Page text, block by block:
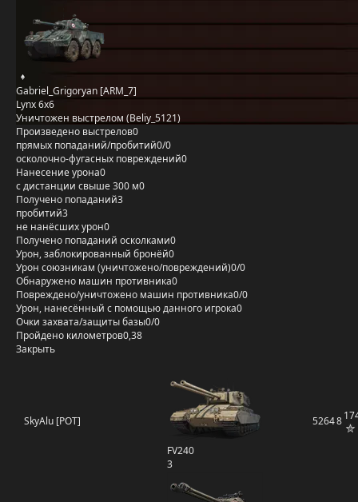
Gabriel_Grigoryan [ARM_7]
Lynx 6x6
Уничтожен выстрелом (Beliy_5121)
Произведено выстрелов0
прямых попаданий/пробитий0/0
осколочно-фугасных повреждений0
Нанесение урона0
с дистанции свыше 300 м0
Получено попаданий3
пробитий3
не нанёсших урон0
Получено попаданий осколками0
Урон, заблокированный бронёй0
Урон союзникам (уничтожено/повреждений)0/0
Обнаружено машин противника0
Повреждено/уничтожено машин противника0/0
Урон, нанесённый с помощью данного игрока0
Очки захвата/защиты базы0/0
Пройдено километров0,38
Закрыть
SkyAlu [POT]
FV240
3
52648